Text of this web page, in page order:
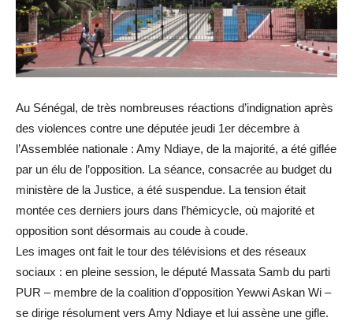
Au Sénégal, de très nombreuses réactions d’indignation après
des violences contre une députée jeudi 1er décembre à
l’Assemblée nationale : Amy Ndiaye, de la majorité, a été giflée
par un élu de l’opposition. La séance, consacrée au budget du
ministère de la Justice, a été suspendue. La tension était
montée ces derniers jours dans l’hémicycle, où majorité et
opposition sont désormais au coude à coude.
Les images ont fait le tour des télévisions et des réseaux
sociaux : en pleine session, le député Massata Samb du parti
PUR – membre de la coalition d’opposition Yewwi Askan Wi –
se dirige résolument vers Amy Ndiaye et lui assène une gifle.